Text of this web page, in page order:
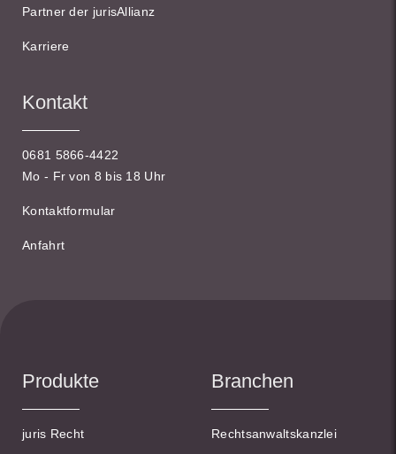
Partner der jurisAllianz
Karriere
Kontakt
0681 5866-4422
Mo - Fr von 8 bis 18 Uhr
Kontaktformular
Anfahrt
Produkte
juris Recht
Branchen
Rechtsanwaltskanzlei